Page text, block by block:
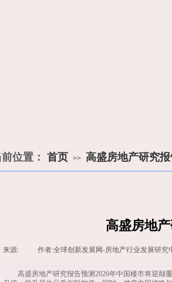
位置： 首页 >> 高盛房地产研究
高盛房地
来源: 作者:全球创新发展网-房地产行业发展研究
高盛房地产研究报告预测2026年中国楼市将迎颠